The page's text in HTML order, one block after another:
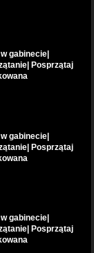
gabinecie|
Posprzątaj
gabinecie|
Posprzątaj
gabinecie|
Posprzątaj